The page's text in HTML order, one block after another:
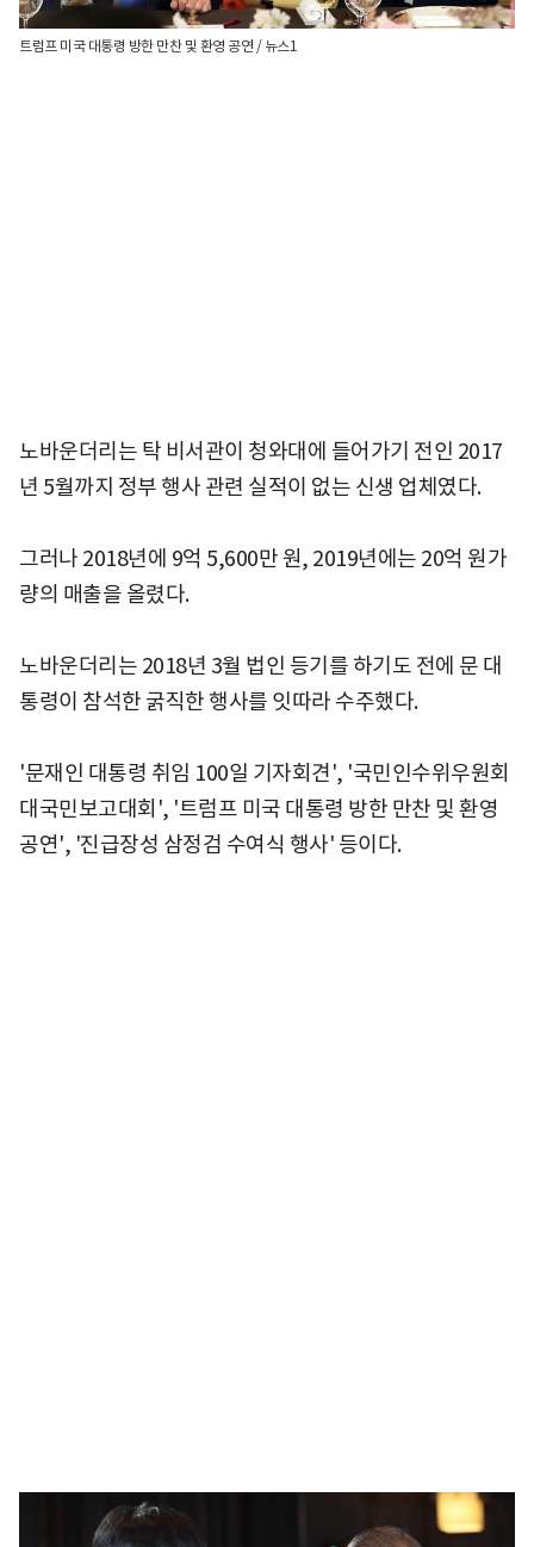
트럼프 미국 대통령 방한 만찬 및 환영 공연 / 뉴스1
노바운더리는 탁 비서관이 청와대에 들어가기 전인 2017
년 5월까지 정부 행사 관련 실적이 없는 신생 업체였다.
그러나 2018년에 9억 5,600만 원, 2019년에는 20억 원가
량의 매출을 올렸다.
노바운더리는 2018년 3월 법인 등기를 하기도 전에 문 대
통령이 참석한 굵직한 행사를 잇따라 수주했다.
'문재인 대통령 취임 100일 기자회견', '국민인수위우원회
대국민보고대회', '트럼프 미국 대통령 방한 만찬 및 환영
공연', '진급장성 삼정검 수여식 행사' 등이다.